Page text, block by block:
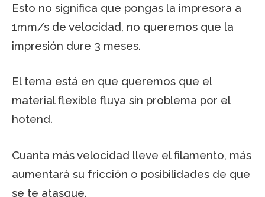
Esto no significa que pongas la impresora a
1mm/s de velocidad, no queremos que la
impresión dure 3 meses.
El tema está en que queremos que el
material flexible fluya sin problema por el
hotend.
Cuanta más velocidad lleve el filamento, más
aumentará su fricción o posibilidades de que
se te atasque.